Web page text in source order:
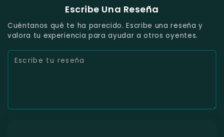
Escribe Una Reseña
Cuéntanos qué te ha parecido. Escribe una reseña y
valora tu experiencia para ayudar a otros oyentes.